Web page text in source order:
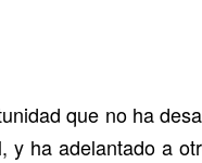
que no ha
ha adelantado a